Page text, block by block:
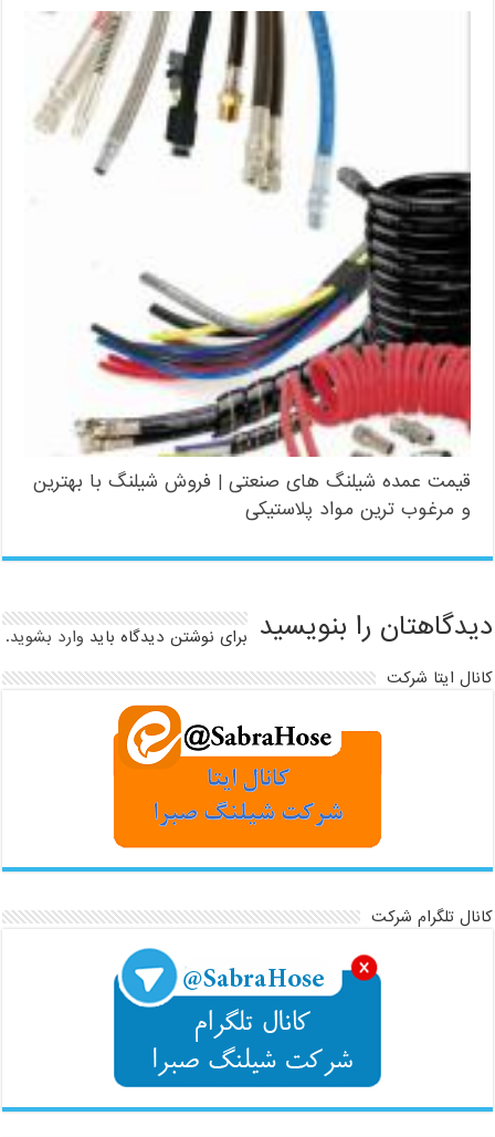
قیمت عمده شیلنگ های صنعتی | فروش شیلنگ با بهترین
و مرغوب ترین مواد پلاستیکی
دیدگاهتان را بنویسید برای نوشتن دیدگاه باید وارد بشوید.
کانال ایتا شرکت
کانال تلگرام شرکت